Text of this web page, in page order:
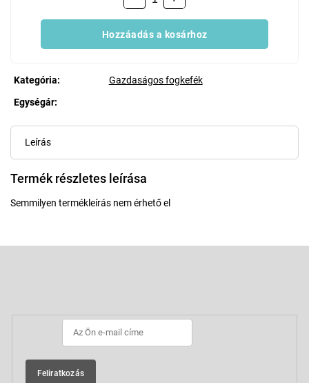
Hozzáadás a kosárhoz
Kategória:
Gazdaságos fogkefék
Egységár:
Leírás
Termék részletes leírása
Semmilyen termékleírás nem érhető el
Feliratkozás